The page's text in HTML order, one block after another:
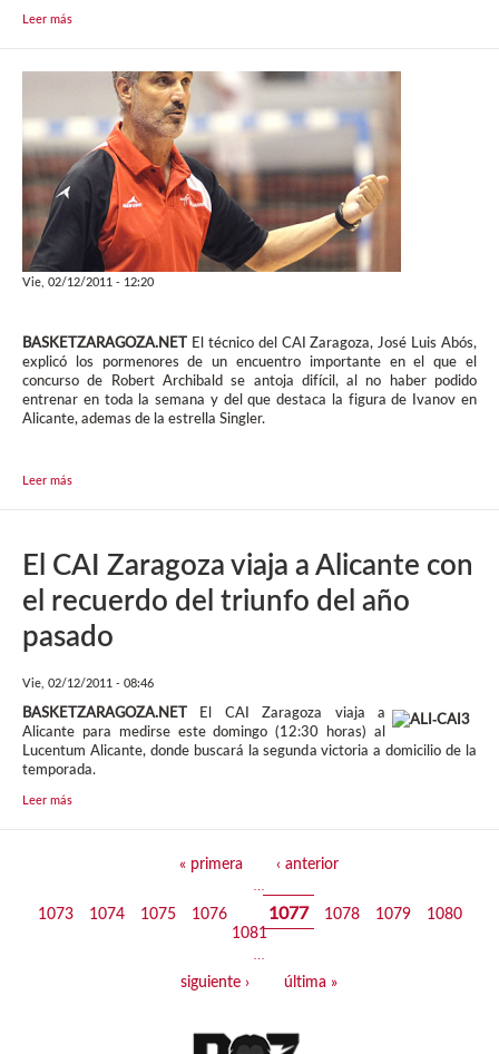
Leer más
Vie, 02/12/2011 - 12:20
BASKETZARAGOZA.NET El técnico del CAI Zaragoza, José Luis Abós,
explicó los pormenores de un encuentro importante en el que el
concurso de Robert Archibald se antoja difícil, al no haber podido
entrenar en toda la semana y del que destaca la figura de Ivanov en
Alicante, ademas de la estrella Singler.
Leer más
El CAI Zaragoza viaja a Alicante con
el recuerdo del triunfo del año
pasado
Vie, 02/12/2011 - 08:46
BASKETZARAGOZA.NET El CAI Zaragoza viaja a
Alicante para medirse este domingo (12:30 horas) al
Lucentum Alicante, donde buscará la segunda victoria a domicilio de la
temporada.
Leer más
« primera ‹ anterior
1073 1074 1075 1076 1077 1078 1079
1080
1081
siguiente › última »